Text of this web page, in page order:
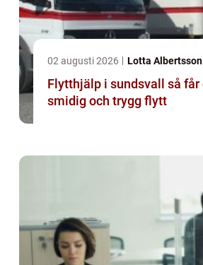
02 augusti 2026 Lotta Albertsson
Flytthjälp i sundsvall så får du en
smidig och trygg flytt